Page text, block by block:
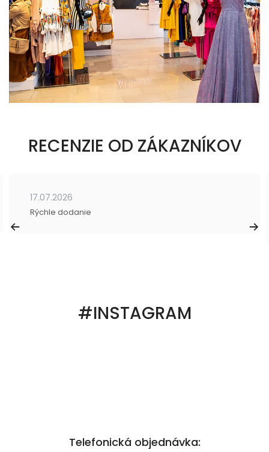
RECENZIE OD ZÁKAZNÍKOV
17.07.2026
Rýchle dodanie
#INSTAGRAM
Telefonická objednávka: